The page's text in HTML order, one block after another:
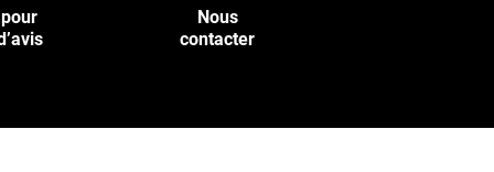
Nous
contacter